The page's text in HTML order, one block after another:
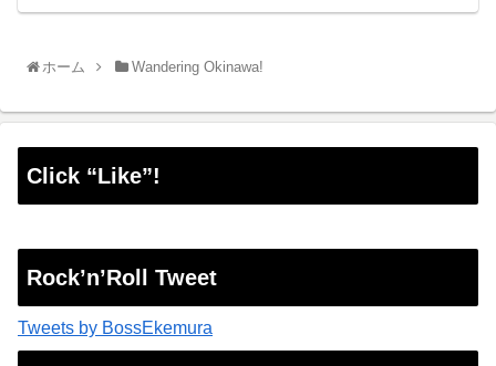
ホーム Wandering Okinawa!
Click “Like”!
Rock’n’Roll Tweet
Tweets by BossEkemura